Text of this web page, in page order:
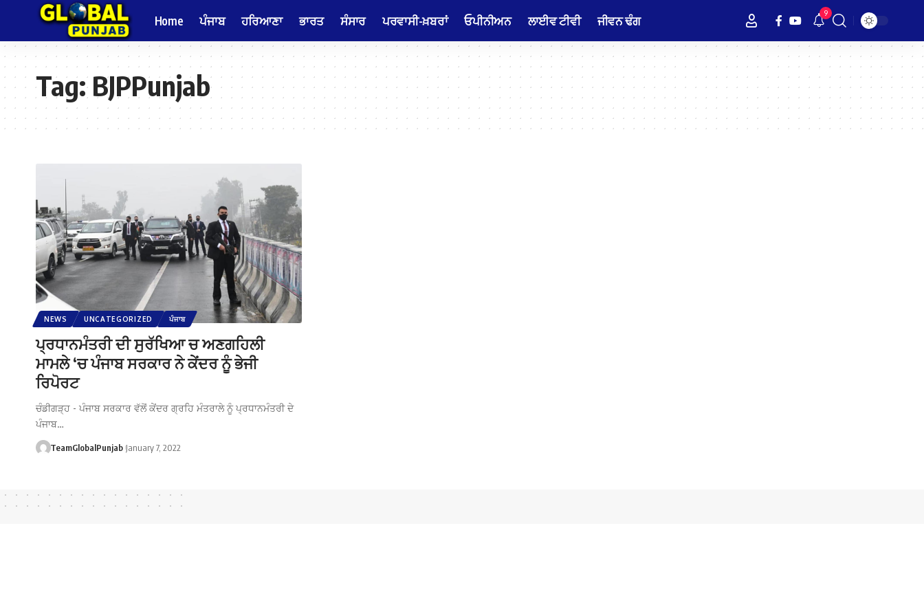
Home ਪੰਜਾਬ ਹਰਿਆਣਾ ਭਾਰਤ ਸੰਸਾਰ ਪਰਵਾਸੀ-ਖ਼ਬਰਾਂ ਓਪੀਨੀਅਨ ਲਾਈਵ ਟੀਵੀ ਜੀਵਨ ਢੰਗ 9
Tag:BJPPunjab
NEWS UNCATEGORIZED ਪੰਜਾਬ
ਪ੍ਰਧਾਨਮੰਤਰੀ ਦੀ ਸੁਰੱਖਿਆ ਚ ਅਣਗਹਿਲੀ
ਮਾਮਲੇ ‘ਚ ਪੰਜਾਬ ਸਰਕਾਰ ਨੇ ਕੇਂਦਰ ਨੂੰ ਭੇਜੀ
ਰਿਪੋਰਟ
ਚੰਡੀਗੜ੍ਹ - ਪੰਜਾਬ ਸਰਕਾਰ ਵੱਲੋਂ ਕੇਂਦਰ ਗ੍ਰਹਿ ਮੰਤਰਾਲੇ ਨੂੰ ਪ੍ਰਧਾਨਮੰਤਰੀ ਦੇ
ਪੰਜਾਬ…
TeamGlobalPunjab January 7, 2022